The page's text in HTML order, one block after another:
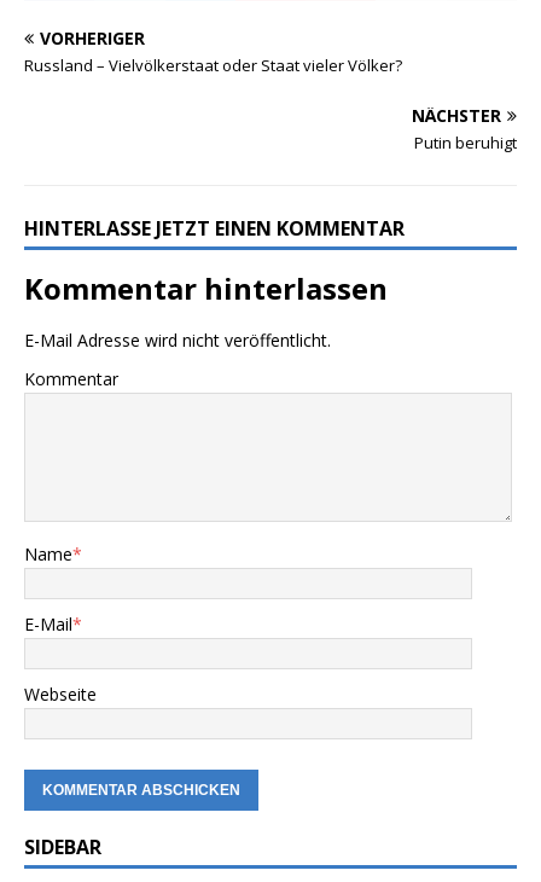
VORHERIGER
Russland – Vielvölkerstaat oder Staat vieler Völker?
NÄCHSTER
Putin beruhigt
HINTERLASSE JETZT EINEN KOMMENTAR
Kommentar hinterlassen
E-Mail Adresse wird nicht veröffentlicht.
Kommentar
Name*
E-Mail*
Webseite
SIDEBAR